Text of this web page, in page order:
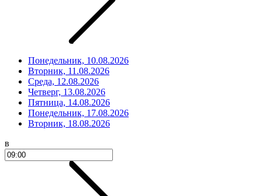
Понедельник, 10.08.2026
Вторник, 11.08.2026
Среда, 12.08.2026
Четверг, 13.08.2026
Пятница, 14.08.2026
Понедельник, 17.08.2026
Вторник, 18.08.2026
в